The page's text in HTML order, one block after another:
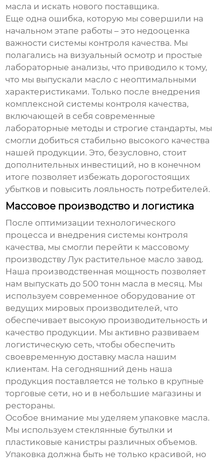
масла и искать нового поставщика.
Еще одна ошибка, которую мы совершили на
начальном этапе работы – это недооценка
важности системы контроля качества. Мы
полагались на визуальный осмотр и простые
лабораторные анализы, что приводило к тому,
что мы выпускали масло с неоптимальными
характеристиками. Только после внедрения
комплексной системы контроля качества,
включающей в себя современные
лабораторные методы и строгие стандарты, мы
смогли добиться стабильно высокого качества
нашей продукции. Это, безусловно, стоит
дополнительных инвестиций, но в конечном
итоге позволяет избежать дорогостоящих
убытков и повысить лояльность потребителей.
Массовое производство и логистика
После оптимизации технологического
процесса и внедрения системы контроля
качества, мы смогли перейти к массовому
производствуЛук растительное масло завод.
Наша производственная мощность позволяет
нам выпускать до 500 тонн масла в месяц. Мы
используем современное оборудование от
ведущих мировых производителей, что
обеспечивает высокую производительность и
качество продукции. Мы активно развиваем
логистическую сеть, чтобы обеспечить
своевременную доставку масла нашим
клиентам. На сегодняшний день наша
продукция поставляется не только в крупные
торговые сети, но и в небольшие магазины и
рестораны.
Особое внимание мы уделяем упаковке масла.
Мы используем стеклянные бутылки и
пластиковые канистры различных объемов.
Упаковка должна быть не только красивой, но